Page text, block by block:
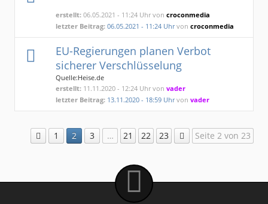
erstellt: 06.05.2021 - 11:24 Uhr voncroconmedia
letzter Beitrag: 06.05.2021 - 11:24 Uhrvoncroconmedia
EU-Regierungen planen Verbot
sicherer Verschlüsselung
Quelle:Heise.de
erstellt: 11.11.2020 - 12:24 Uhr vonvader
letzter Beitrag: 13.11.2020 - 18:59 Uhrvonvader
1 2 3 … 21 22 23 Seite 2 von 23